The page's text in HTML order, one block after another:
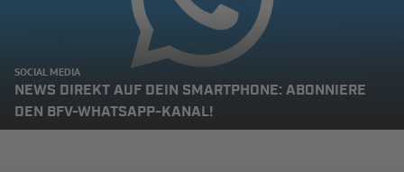
SOCIAL MEDIA
NEWS DIREKT AUF DEIN SMARTPHONE: ABONNIERE
DEN BFV-WHATSAPP-KANAL!